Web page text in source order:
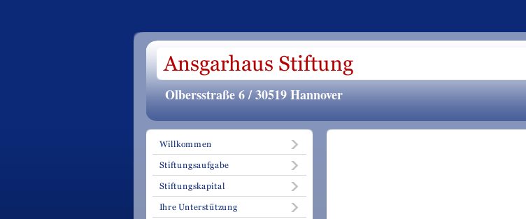
Olbersstraße 6 / 30519 Hannover